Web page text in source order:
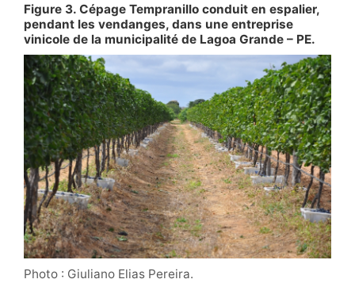
Figure 3. Cépage Tempranillo conduit en espalier,
pendant les vendanges, dans une entreprise
vinicole de la municipalité de Lagoa Grande – PE.
Photo : Giuliano Elias Pereira.